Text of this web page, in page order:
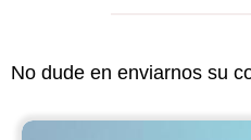
No dude en enviarnos su